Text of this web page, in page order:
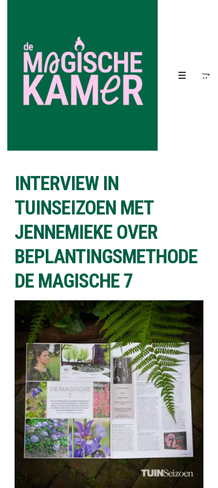
hoofdinhoud
MENU
INTERVIEW IN
TUINSEIZOEN MET
JENNEMIEKE OVER
BEPLANTINGSMETHODE
DE MAGISCHE 7